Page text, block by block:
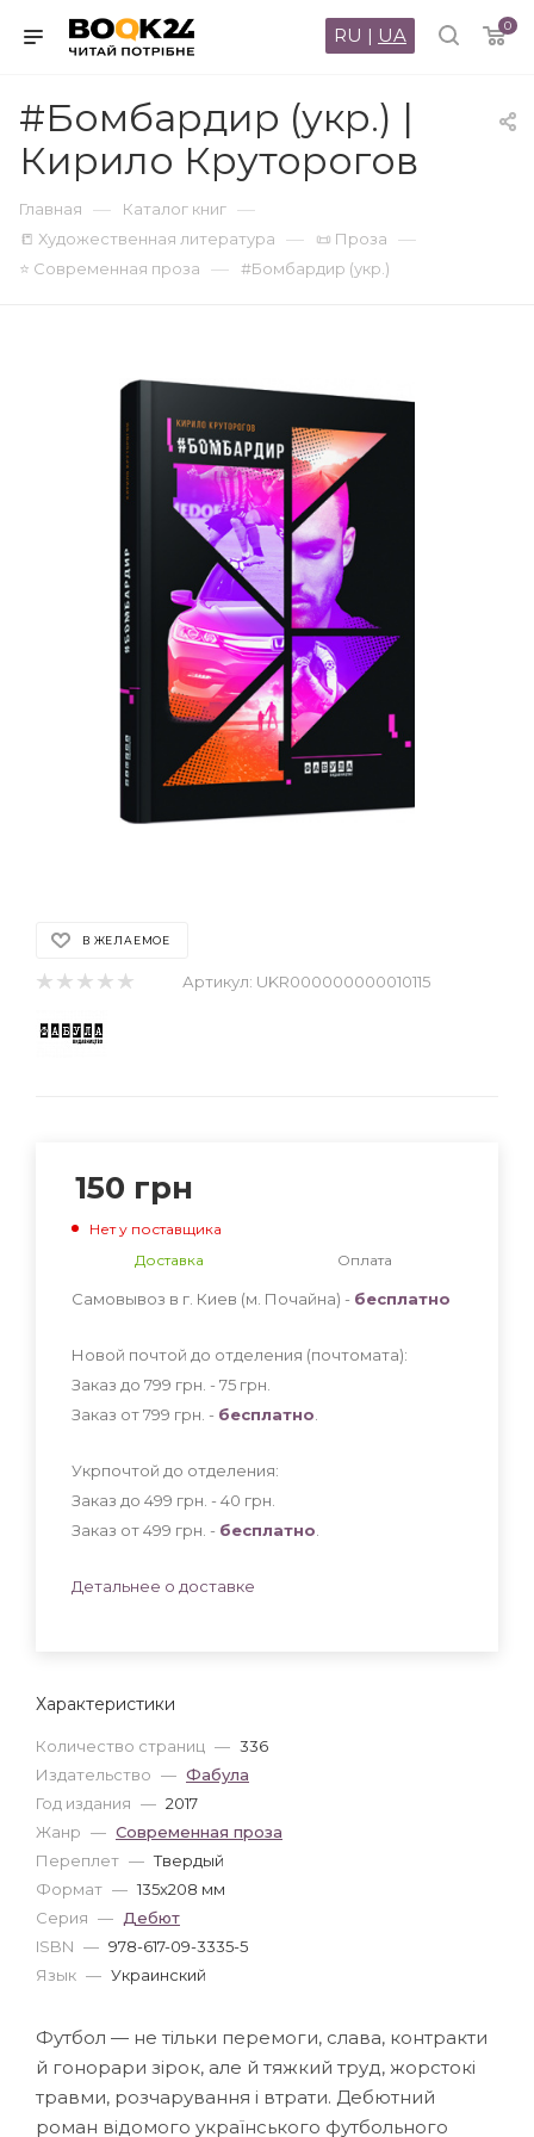
0
RU | UA
#Бомбардир (укр.) |
Кирило Круторогов
Главная — Каталог книг —
📒 Художественная литература — 📜 Проза —
⭐ Современная проза — #Бомбардир (укр.)
В ЖЕЛАЕМОЕ
Артикул: UKR000000000010115
Характеристики
Количество страниц — 336
Издательство — Фабула
Год издания — 2017
Жанр — Современная проза
Переплет — Твердый
Формат — 135x208 мм
Серия — Дебют
ISBN — 978-617-09-3335-5
Язык — Украинский
150 грн
Нет у поставщика
Доставка
Оплата
Самовывоз в г. Киев (м. Почайна) - бесплатно
Новой почтой до отделения (почтомата):
Заказ до 799 грн. - 75 грн
Заказ от 799 грн. - бесплатно
Укрпочтой до отделения:
Заказ до 499 грн. - 40 грн
Заказ от 499 грн. - бесплатно
Детальнее о доставке
Футбол — не тільки перемоги, слава, контракти
й гонорари зірок, але й тяжкий труд, жорстокі
травми, розчарування і втрати. Дебютний
роман відомого українського футбольного